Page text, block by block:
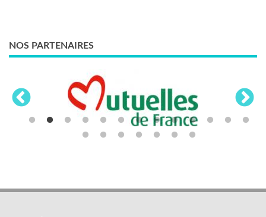
NOS PARTENAIRES